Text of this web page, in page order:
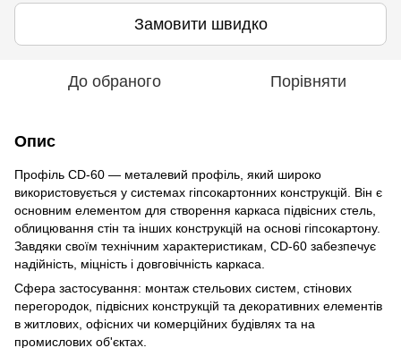
Замовити швидко
До обраного Порівняти
Опис
Профіль CD-60 — металевий профіль, який широко
використовується у системах гіпсокартонних конструкцій. Він є
основним елементом для створення каркаса підвісних стель,
облицювання стін та інших конструкцій на основі гіпсокартону.
Завдяки своїм технічним характеристикам, CD-60 забезпечує
надійність, міцність і довговічність каркаса.
Сфера застосування: монтаж стельових систем, стінових
перегородок, підвісних конструкцій та декоративних елементів
в житлових, офісних чи комерційних будівлях та на
промислових об'єктах.